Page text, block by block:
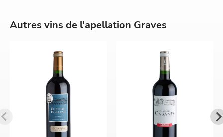
Autres vins de l'apellation Graves